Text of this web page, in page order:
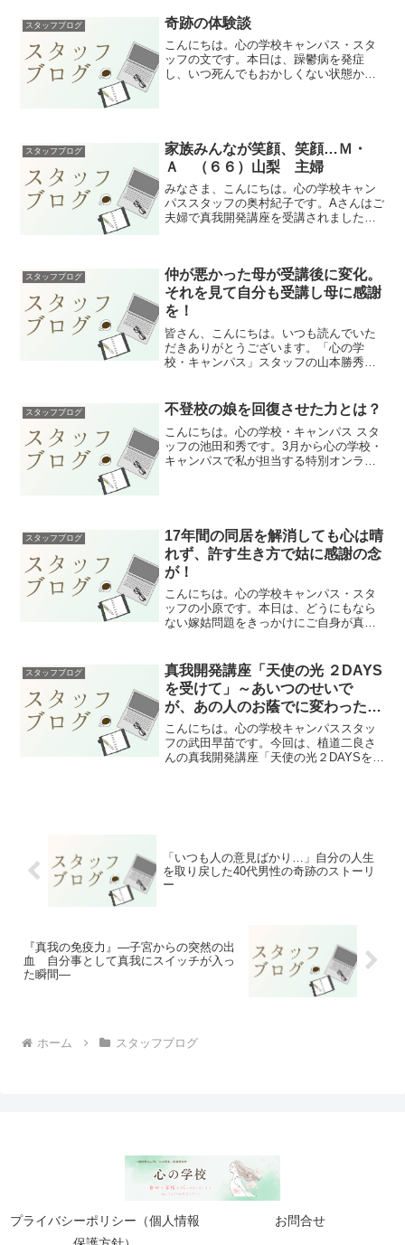
スタッフブログ 奇跡の体験談
こんにちは。心の学校キャンパス・スタ
ッフの文です。本日は、躁鬱病を発症
し、いつ死んでもおかしくない状態から
スタッフブログ
家族みんなが笑顔、笑顔…Ｍ・
Ａ （６６）山梨 主婦
みなさま、こんにちは。心の学校キャン
パススタッフの奥村紀子です。Aさんはご
夫婦で真我開発講座を受講されました。A
談をご紹介いたしま...
スタッフブログ
仲が悪かった母が受講後に変化。
それを見て自分も受講し母に感謝
を！
皆さん、こんにちは。いつも読んでいた
だきありがとうございます。「心の学
校・キャンパス」スタッフの山本勝秀で
くりですが確実に変化。その変化を間近
で見ていたS・Aさん。自分...
スタッフブログ 不登校の娘を回復させた力とは？
こんにちは。心の学校・キャンパス スタ
ッフの池田和秀です。3月から心の学校・
キャンパスで私が担当する特別オンライ
スタッフブログ
17年間の同居を解消しても心は晴
れず、許す生き方で姑に感謝の念
が！
こんにちは。心の学校キャンパス・スタ
ッフの小原です。本日は、どうにもなら
ない嫁姑問題をきっかけにご自身が真我
言葉と行動で実践されたS・Hさんの体験
談です。どうぞお読みく...
スタッフブログ
真我開発講座「天使の光 ２DAYS
を受けて」～あいつのせいで
が、あの人のお蔭でに変わった
～
こんにちは。心の学校キャンパススタッ
フの武田早苗です。今回は、植道二良さ
んの真我開発講座「天使の光２DAYSを受
「いつも人の意見ばかり…」自分の人生
を取り戻した40代男性の奇跡のストーリ
ー
『真我の免疫力』―子宮からの突然の出
血 自分事として真我にスイッチが入っ
た瞬間―
ホーム スタッフブログ
プライバシーポリシー（個人情報
お問合せ